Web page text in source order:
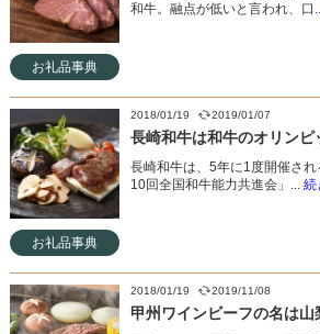
和牛。融点が低いと言われ、口
お礼品事典
2018/01/19 2019/01/07
長崎和牛は和牛のオリンピ
長崎和牛は、5年に1度開催さ
10回全国和牛能力共進会」... 続
お礼品事典
2018/01/19 2019/11/08